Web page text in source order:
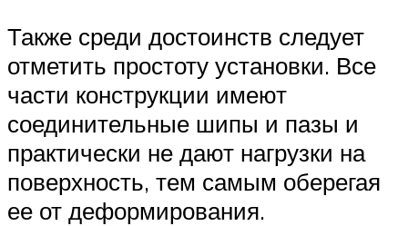
Также среди достоинств следует
отметить простоту установки. Все
части конструкции имеют
соединительные шипы и пазы и
практически не дают нагрузки на
поверхность, тем самым оберегая
ее от деформирования.